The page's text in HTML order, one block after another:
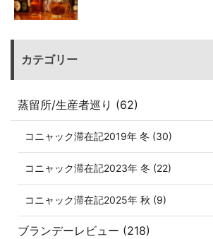
カテゴリー
蒸留所/生産者巡り (62)
コニャック滞在記2019年 冬 (30)
コニャック滞在記2023年 冬 (22)
コニャック滞在記2025年 秋 (9)
ブランデーレビュー (218)